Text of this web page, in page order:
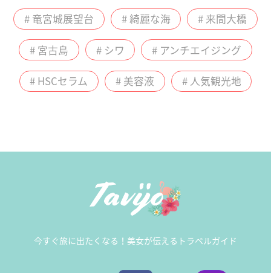
# 竜宮城展望台 # 綺麗な海 # 来間大橋
# 宮古島 # シワ # アンチエイジング
# HSCセラム # 美容液 # 人気観光地
今すぐ旅に出たくなる！美女が伝えるトラベルガイド